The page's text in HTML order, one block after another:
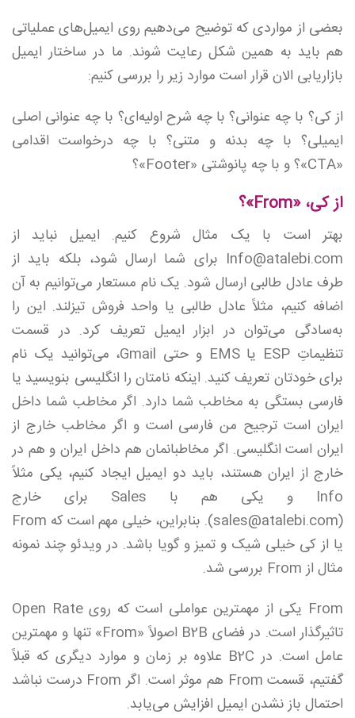
بعضی از مواردی که توضیح می‌دهیم روی ایمیل‌های عملیاتی
هم باید به همین شکل رعایت شوند. ما در ساختار ایمیل
بازاریابی الان قرار است موارد زیر را بررسی کنیم:
از کی؟ با چه عنوانی؟ با چه شرح اولیه‌ای؟ با چه عنوانی اصلی
ایمیلی؟ با چه بدنه و متنی؟ با چه درخواست اقدامی
«CTA»؟ و با چه پانوشتی «Footer»؟
از کی، «From»؟
بهتر است با یک مثال شروع کنیم. ایمیل نباید از
Info@atalebi.com برای شما ارسال شود، بلکه باید از
طرف عادل طالبی ارسال شود. یک نام مستعار می‌توانیم به آن
اضافه کنیم، مثلاً عادل طالبی یا واحد فروش تیزلند. این را
به‌سادگی می‌توان در ابزار ایمیل تعریف کرد. در قسمت
تنظیماتِ ESP یا EMS و حتی Gmail، می‌توانید یک نام
برای خودتان تعریف کنید. اینکه نامتان را انگلیسی بنویسید یا
فارسی بستگی به مخاطب شما دارد. اگر مخاطب شما داخل
ایران است ترجیح من فارسی است و اگر مخاطب خارج از
ایران است انگلیسی. اگر مخاطبانمان هم داخل ایران و هم در
خارج از ایران هستند، باید دو ایمیل ایجاد کنیم، یکی مثلاً
Info و یکی هم با Sales برای خارج
(sales@atalebi.com). بنابراین، خیلی مهم است که From
یا از کی خیلی شیک و تمیز و گویا باشد. در ویدئو چند نمونه
مثال از From بررسی شد.
From یکی از مهمترین عواملی است که روی Open Rate
تاثیرگذار است. در فضای B2B اصولاً «From» تنها و مهمترین
عامل است. در B2C علاوه بر زمان و موارد دیگری که قبلاً
گفتیم، قسمت From هم موثر است. اگر From درست نباشد
احتمال باز نشدن ایمیل افزایش می‌یابد.